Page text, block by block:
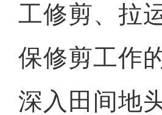
工修剪、拉
保修剪工作
深入田间地